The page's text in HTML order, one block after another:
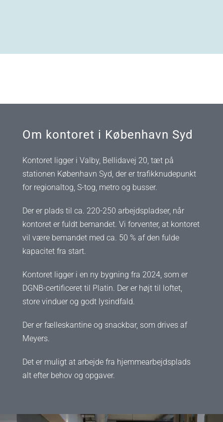
Om kontoret i København Syd
Kontoret ligger i Valby, Bellidavej 20, tæt på
stationen København Syd, der er trafikknudepunkt
for regionaltog, S-tog, metro og busser.
Der er plads til ca. 220-250 arbejdspladser, når
kontoret er fuldt bemandet. Vi forventer, at kontoret
vil være bemandet med ca. 50 % af den fulde
kapacitet fra start.
Kontoret ligger i en ny bygning fra 2024, som er
DGNB-certificeret til Platin. Der er højt til loftet,
store vinduer og godt lysindfald.
Der er fælleskantine og snackbar, som drives af
Meyers.
Det er muligt at arbejde fra hjemmearbejdsplads
alt efter behov og opgaver.